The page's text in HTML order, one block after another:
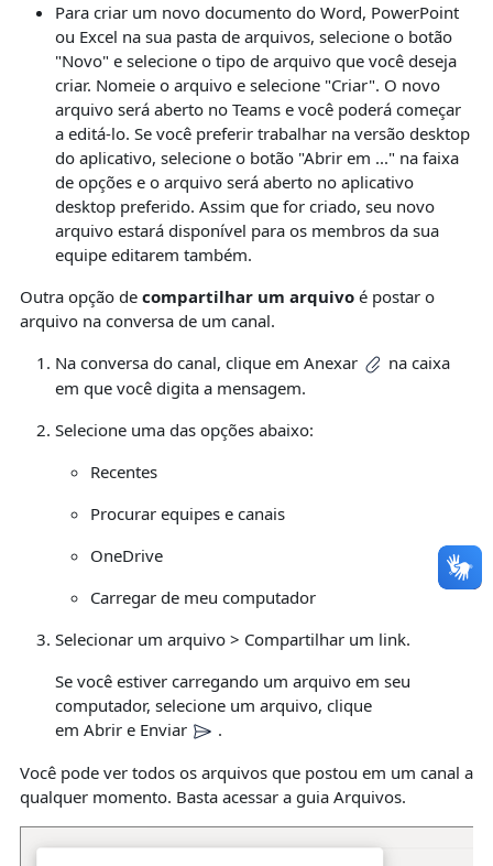
Para criar um novo documento do Word, PowerPoint
ou Excel na sua pasta de arquivos, selecione o botão
"Novo" e selecione o tipo de arquivo que você deseja
criar. Nomeie o arquivo e selecione "Criar". O novo
arquivo será aberto no Teams e você poderá começar
a editá-lo. Se você preferir trabalhar na versão desktop
do aplicativo, selecione o botão "Abrir em ..." na faixa
de opções e o arquivo será aberto no aplicativo
desktop preferido. Assim que for criado, seu novo
arquivo estará disponível para os membros da sua
equipe editarem também.
Outra opção de compartilhar um arquivo é postar o
arquivo na conversa de um canal.
Na conversa do canal, clique em Anexar
na caixa
em que você digita a mensagem.
Selecione uma das opções abaixo:
Recentes
Procurar equipes e canais
OneDrive
Carregar de meu computador
Selecionar um arquivo > Compartilhar um link.
Se você estiver carregando um arquivo em seu
computador, selecione um arquivo, clique
em Abrir e Enviar
.
Você pode ver todos os arquivos que postou em um canal a
qualquer momento. Basta acessar a guia Arquivos.